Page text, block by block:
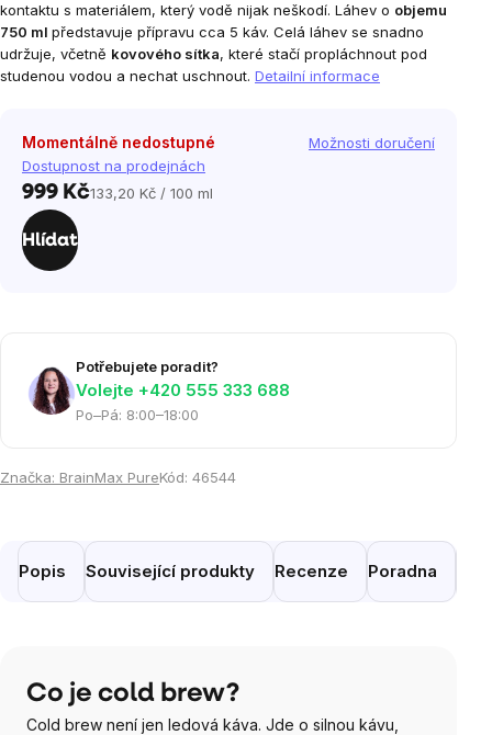
kontaktu s materiálem, který vodě nijak neškodí. Láhev o objemu
750 ml představuje přípravu cca 5 káv. Celá láhev se snadno
udržuje, včetně kovového sítka, které stačí propláchnout pod
studenou vodou a nechat uschnout. Detailní informace
Momentálně nedostupné
Dostupnost na prodejnách
Možnosti doručení
999 KčMěrná
133,20 Kč / 100 ml
Hlídat
Potřebujete poradit?
Volejte ‭+420 555 333 688
Po–Pá: 8:00–18:00
Značka: BrainMax PureKód: 46544
Popis Související produkty Recenze Poradna
Co je cold brew?
Cold brew není jen ledová káva. Jde o silnou kávu,